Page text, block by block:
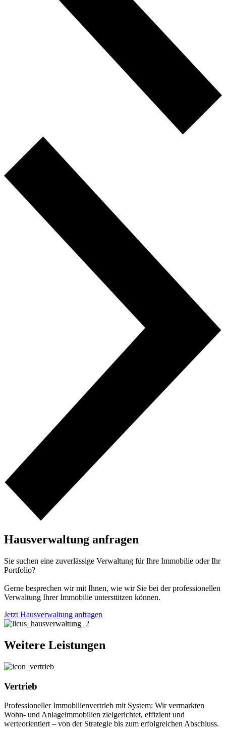
Hausverwaltung anfragen
Sie suchen eine zuverlässige Verwaltung für Ihre Immobilie oder Ihr
Portfolio?
Gerne besprechen wir mit Ihnen, wie wir Sie bei der professionellen
Verwaltung Ihrer Immobilie unterstützen können.
Jetzt Hausverwaltung anfragen
Weitere Leistungen
Vertrieb
Professioneller Immobilienvertrieb mit System: Wir vermarkten
Wohn- und Anlageimmobilien zielgerichtet, effizient und
werteorientiert – von der Strategie bis zum erfolgreichen Abschluss.